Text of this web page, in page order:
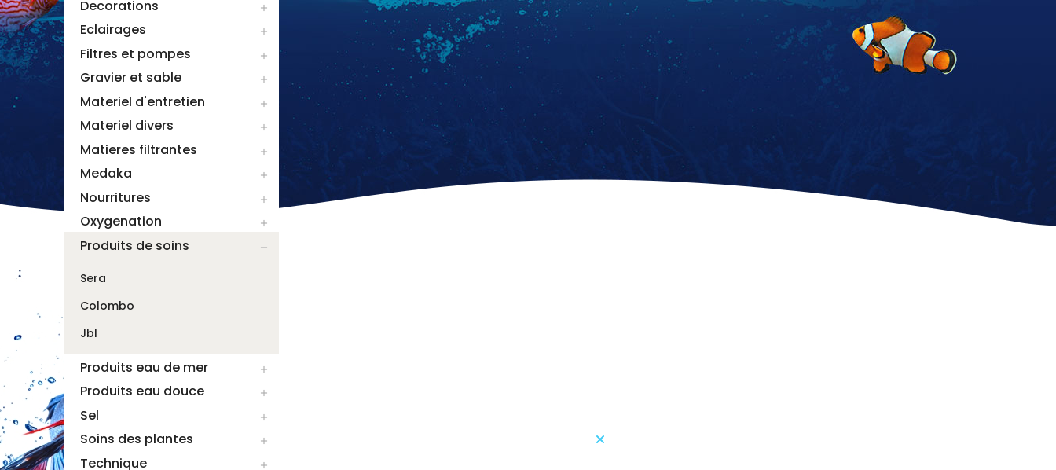
Decorations 
Eclairages 
Filtres et pompes 
Gravier et sable 
Materiel d'entretien 
Materiel divers 
Matieres filtrantes 
Medaka 
Nourritures 
Oxygenation 
Produits de soins 
Sera
Colombo
Jbl
Produits eau de mer 
Produits eau douce 
Sel 
Soins des plantes 
Technique 